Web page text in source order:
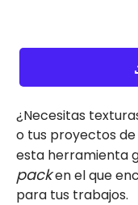
¿Necesitas
o tus proyectos
esta herramienta
packen el que
para tus trabajos.